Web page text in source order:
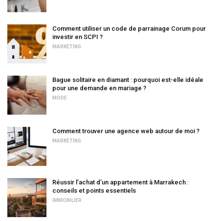
Comment utiliser un code de parrainage Corum pour
investir en SCPI ?
MARKETING
Bague solitaire en diamant : pourquoi est-elle idéale
pour une demande en mariage ?
MODE
Comment trouver une agence web autour de moi ?
MARKETING
Réussir l’achat d’un appartement à Marrakech :
conseils et points essentiels
IMMOBILIER